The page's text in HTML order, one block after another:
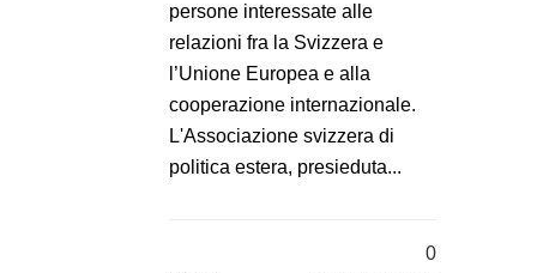
persone interessate alle
relazioni fra la Svizzera e
l’Unione Europea e alla
cooperazione internazionale.
L'Associazione svizzera di
politica estera, presieduta...
0